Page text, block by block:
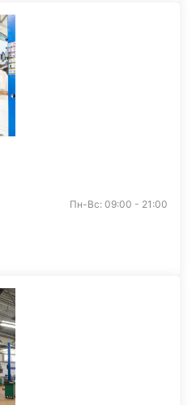
Пн-Вс: 09:00 - 21:00